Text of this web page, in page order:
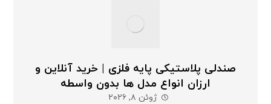
صندلی پلاستیکی پایه فلزی | خرید آنلاین و
ارزان انواع مدل ها بدون واسطه
ژوئن ۸, ۲۰۲۶